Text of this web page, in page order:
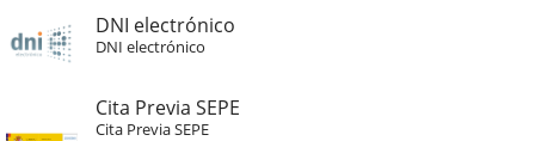
DNI electrónico
DNI electrónico
Cita Previa SEPE
Cita Previa SEPE